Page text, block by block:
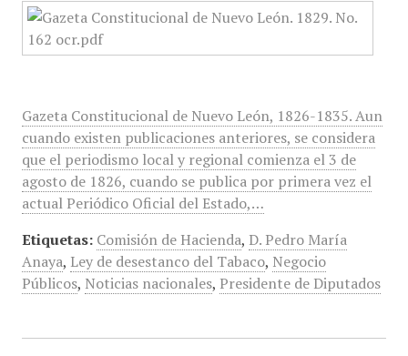
Gazeta Constitucional de Nuevo León, 1826-1835. Aun
cuando existen publicaciones anteriores, se considera
que el periodismo local y regional comienza el 3 de
agosto de 1826, cuando se publica por primera vez el
actual Periódico Oficial del Estado,…
Etiquetas: Comisión de Hacienda, D. Pedro María
Anaya, Ley de desestanco del Tabaco, Negocio
Públicos, Noticias nacionales, Presidente de Diputados